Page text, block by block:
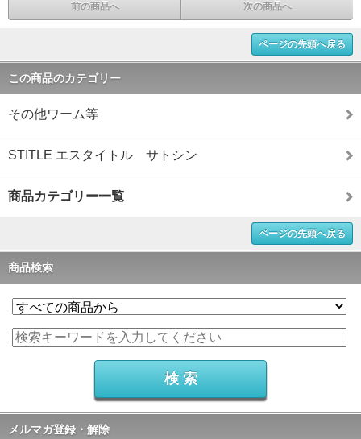
前の商品へ 次の商品へ
ページの先頭へ戻る
この商品のカテゴリー
その他ワーム等
STITLE エスタイトル サトシン
商品カテゴリー一覧
ページの先頭へ戻る
商品検索
メルマガ登録・解除